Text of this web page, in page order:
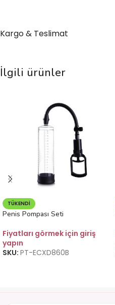
Kargo & Teslimat
İlgili ürünler
TÜKENDI
Penis Pompası Seti
Fiyatları görmek için giriş
yapın
SKU: PT-ECXD860B